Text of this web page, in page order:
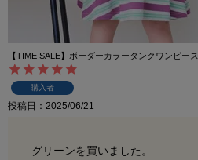
【TIME SALE】ボーダーカラータンクワンピース
購入者
投稿日 2025/06/21
グリーンを買いました。